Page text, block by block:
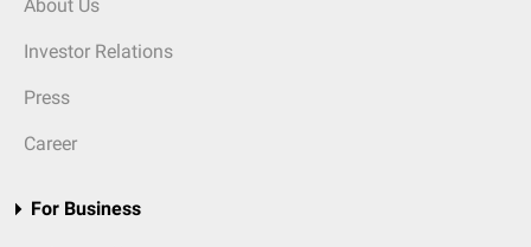
About Us
Investor Relations
Press
Career
For Business